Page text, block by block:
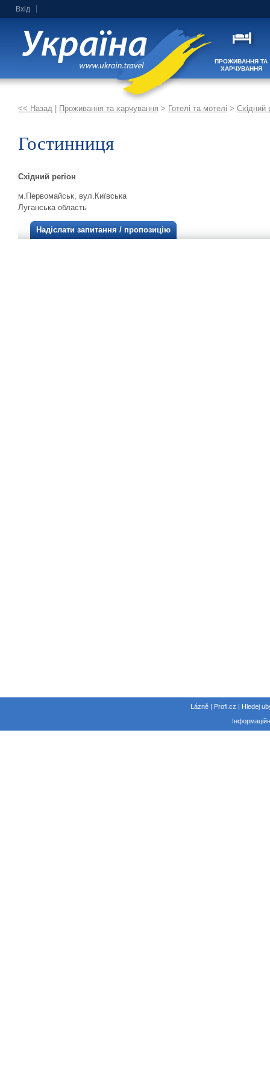
Вхід
ПРОЖИВАННЯ ТА
ХАРЧУВАННЯ
<< Назад Проживання та харчування > Готелі та мотелі > Східний
Гостинниця
Східний регіон
м.Первомайськ, вул.Київська
Луганська область
Надіслати запитання / пропозицію
Lázně | Profi.cz | Hledej